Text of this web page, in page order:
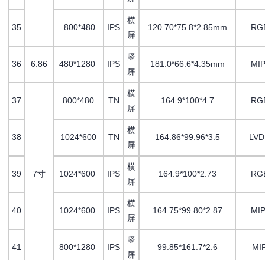
35 800*480 IPS
横
屏
120.70*75.8*2.85mm
36 6.86 480*1280 IPS
竖
屏
181.0*66.6*4.35mm
37
7寸
800*480 TN
横
屏
164.9*100*4.7
38 1024*600 TN
横
屏
164.86*99.96*3.5
39 1024*600 IPS
横
屏
164.9*100*2.73
40 1024*600 IPS
横
屏
164.75*99.80*2.87
41 800*1280 IPS
竖
屏
99.85*161.7*2.6